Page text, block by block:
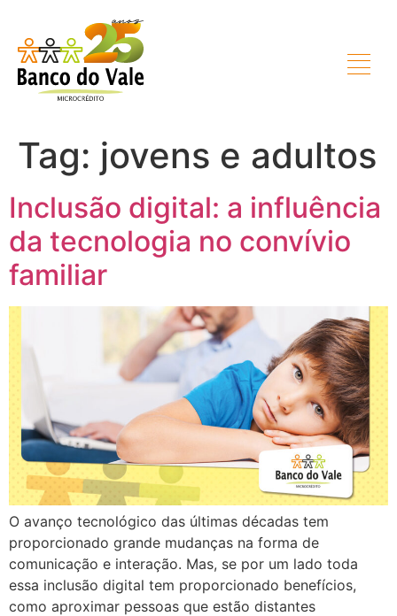
Tag: jovens e adultos
Inclusão digital: a influência
da tecnologia no convívio
familiar
O avanço tecnológico das últimas décadas tem
proporcionado grande mudanças na forma de
comunicação e interação. Mas, se por um lado toda
essa inclusão digital tem proporcionado benefícios,
como aproximar pessoas que estão distantes